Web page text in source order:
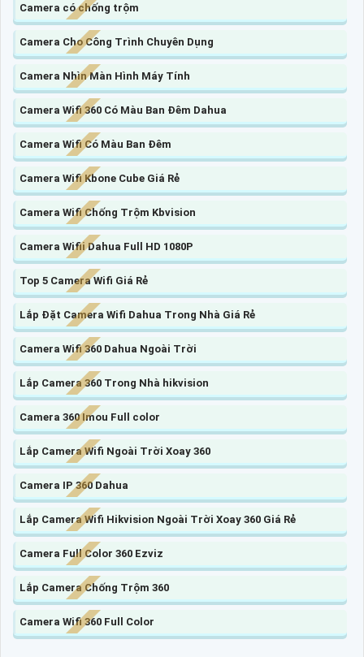
Camera có chống trộm
Camera Cho Công Trình Chuyên Dụng
Camera Nhìn Màn Hình Máy Tính
Camera Wifi 360 Có Màu Ban Đêm Dahua
Camera Wifi Có Màu Ban Đêm
Camera Wifi Kbone Cube Giá Rẻ
Camera Wifi Chống Trộm Kbvision
Camera Wifii Dahua Full HD 1080P
Top 5 Camera Wifi Giá Rẻ
Lắp Đặt Camera Wifi Dahua Trong Nhà Giá Rẻ
Camera Wifi 360 Dahua Ngoài Trời
Lắp Camera 360 Trong Nhà hikvision
Camera 360 Imou Full color
Lắp Camera Wifi Ngoài Trời Xoay 360
Camera IP 360 Dahua
Lắp Camera Wifi Hikvision Ngoài Trời Xoay 360 Giá Rẻ
Camera Full Color 360 Ezviz
Lắp Camera Chống Trộm 360
Camera Wifi 360 Full Color